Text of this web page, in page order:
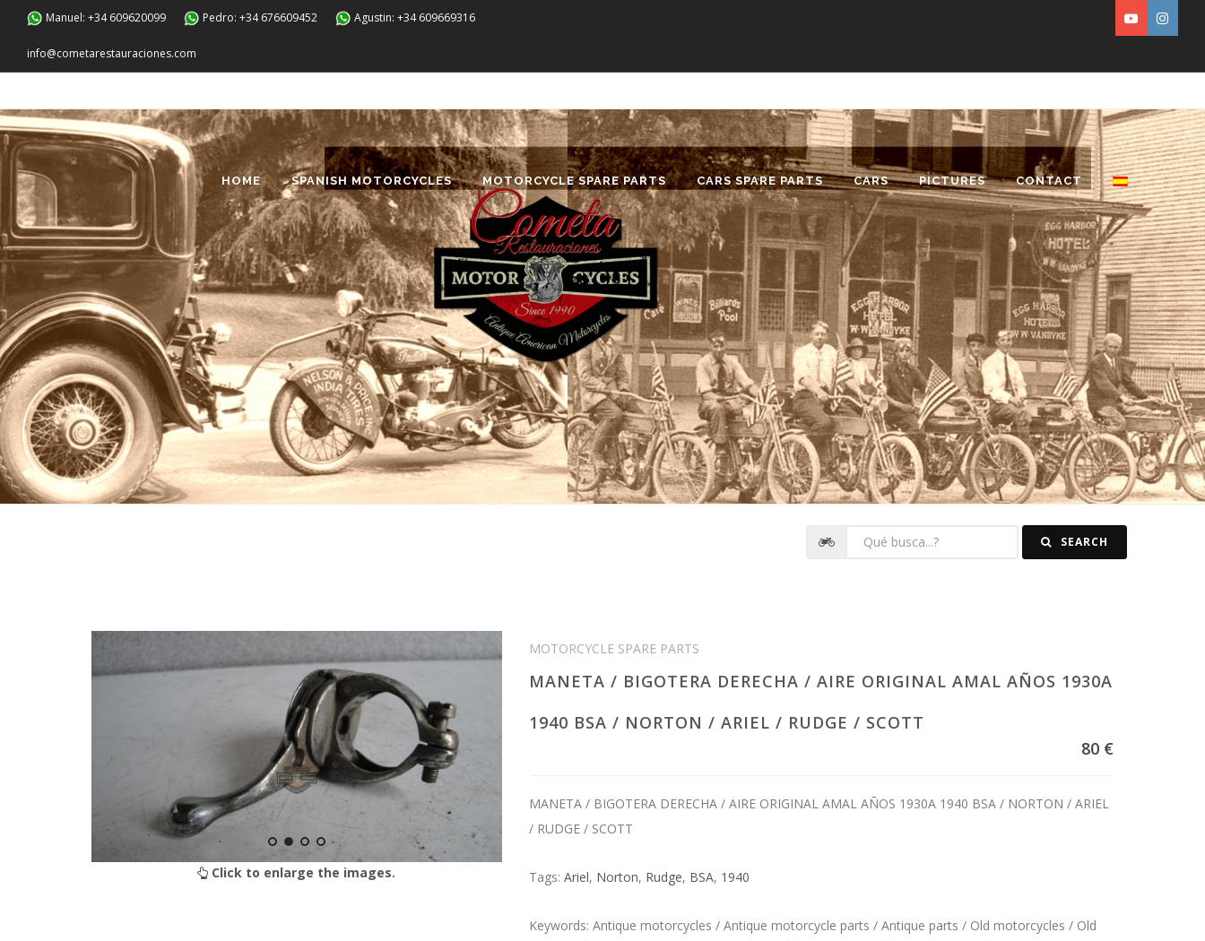
Manuel: +34 609620099 Pedro: +34 676609452 Agustin: +34 609669316
info@cometarestauraciones.com
HOME SPANISH MOTORCYCLES MOTORCYCLE SPARE PARTS CARS SPARE PARTS CARS PICTURES CONTACT
SEARCH
Click to enlarge the images.
MOTORCYCLE SPARE PARTS
MANETA / BIGOTERA DERECHA / AIRE ORIGINAL AMAL AÑOS 1930A
1940 BSA / NORTON / ARIEL / RUDGE / SCOTT
80 €
MANETA / BIGOTERA DERECHA / AIRE ORIGINAL AMAL AÑOS 1930A 1940 BSA / NORTON / ARIEL
/ RUDGE / SCOTT
Tags: Ariel, Norton, Rudge, BSA, 1940
Keywords: Antique motorcycles / Antique motorcycle parts / Antique parts / Old motorcycles / Old